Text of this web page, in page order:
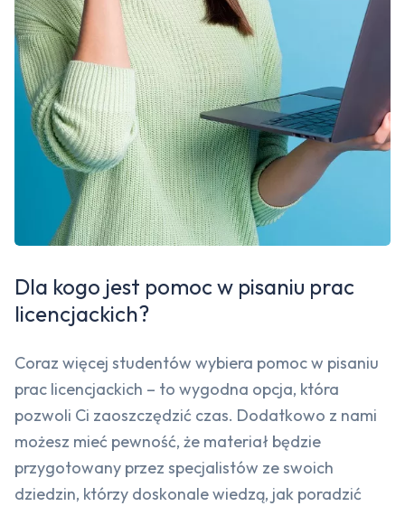
Dla kogo jest pomoc w pisaniu prac
licencjackich?
Coraz więcej studentów wybiera pomoc w pisaniu
prac licencjackich – to wygodna opcja, która
pozwoli Ci zaoszczędzić czas. Dodatkowo z nami
możesz mieć pewność, że materiał będzie
przygotowany przez specjalistów ze swoich
dziedzin, którzy doskonale wiedzą, jak poradzić